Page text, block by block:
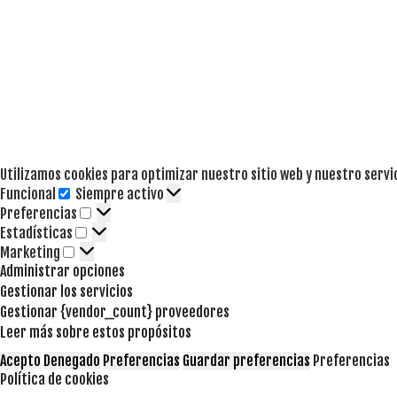
Utilizamos cookies para optimizar nuestro sitio web y nuestro
Funcional
Funcional
Siempre activo
Preferencias
Preferencias
Estadísticas Estadísticas
Marketing Marketing
Administrar opciones
Gestionar los servicios
Gestionar {vendor_count} proveedores
Leer más sobre estos propósitos
Acepto Denegado Preferencias Guardar preferencias Preferencias
Política de cookies